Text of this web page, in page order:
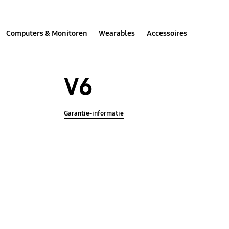
Computers & Monitoren Wearables Accessoires
V6
Garantie-informatie